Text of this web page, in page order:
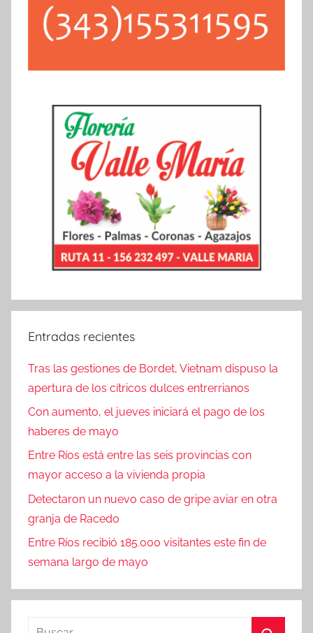
Entradas recientes
Tras las gestiones de Bordet, Vietnam dispuso la
apertura de los cítricos dulces entrerrianos
Con aumento, el jueves iniciará el pago de los
haberes de mayo
Entre Ríos está entre las seis provincias con
mayor acceso a la vivienda propia
Detectaron un nuevo caso de gripe aviar en otra
granja de Racedo
Entre Ríos recibió 185.000 visitantes este fin de
semana largo de mayo
Buscar: